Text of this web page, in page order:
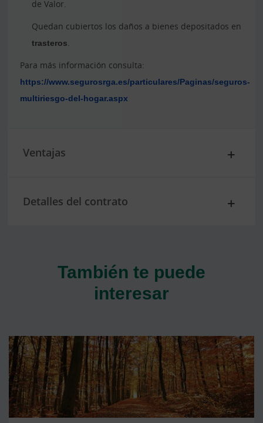
de Valor.
Quedan cubiertos los daños a bienes depositados en
trasteros.
Para más información consulta:
https://www.segurosrga.es/particulares/Paginas/seguros-
multiriesgo-del-hogar.aspx
Ventajas
Detalles del contrato
También te puede
interesar